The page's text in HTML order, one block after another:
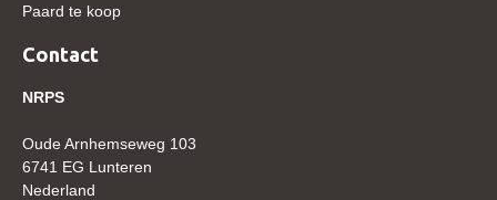
Verrichtingsonderzoek NRPS
Verrichtingsonderzoek 2022-2023
Paard te koop
Contact
NRPS
Oude Arnhemseweg 103
6741 EG Lunteren
Nederland